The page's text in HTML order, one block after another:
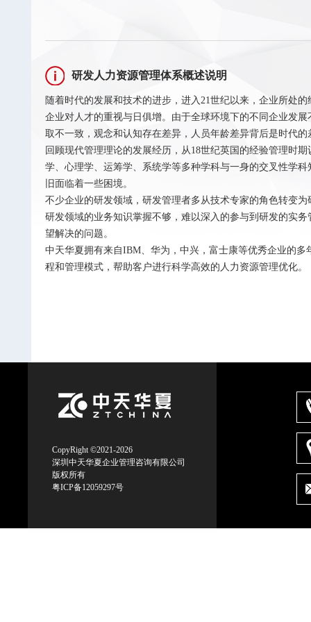
研发人力资源管理体系概述说明
随着时代的发展和技术的进步，进入21世纪以来，企业所处
企业对人才的重视与日俱增。由于全球环境下的不同企业发
取不一致，观念和认知存在差异，人员年龄差异背后是时代
回顾现代管理理论的发展经历，从18世纪英国的经验管理时
学、心理学、运筹学、系统学等多种学科与一身的交叉性学
旧面临着一些困境。
不少企业的研发领域，研发管理者多从技术专家的角色转变
研发领域的业务知识掌握不够，难以深入的参与到研发的实
望解决的问题。
中天华夏拥有来自IBM、华为，中兴，富士康等优秀企业的
程和管理模式，帮助客户进行科学高效的人力资源管理优化。
CopyRight ©2021-2026
深圳中天华夏企业管理咨询有限公司
版权所有
粤ICP备12059297号